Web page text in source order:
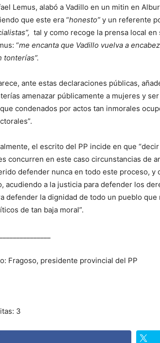
Lemus, alabó a Vadillo en un mitin en
que este era “honesto” y un referente
tal y como recoge la prensa local
“me encanta que Vadillo vuelva a
tonterías”.
ante estas declaraciones públicas,
amenazar públicamente a mujeres y
condenados por actos tan inmorales
el escrito del PP incide en que
concurren en este caso circunstancias de
defender nunca en todo este proceso, y
acudiendo a la justicia para defender los
defender la dignidad de todo un pueblo
de tan baja moral”.
Fragoso, presidente provincial del PP
3